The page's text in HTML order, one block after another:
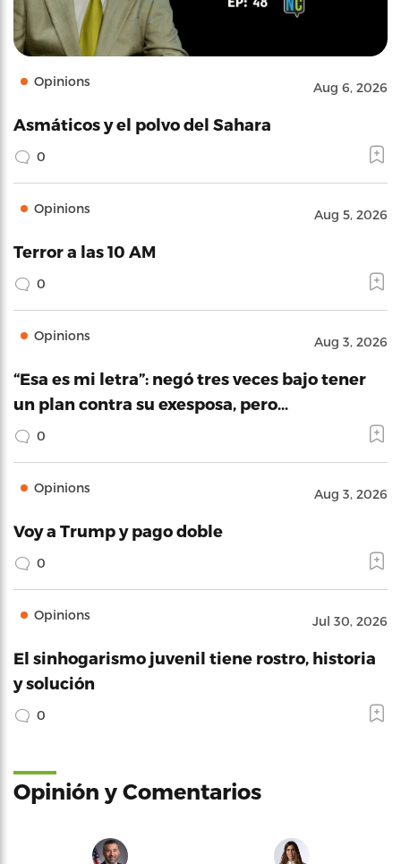
Opinions Aug 6, 2026
Asmáticos y el polvo del Sahara
0
Opinions Aug 5, 2026
Terror a las 10 AM
0
Opinions Aug 3, 2026
“Esa es mi letra”: negó tres veces bajo tener
un plan contra su exesposa, pero…
0
Opinions Aug 3, 2026
Voy a Trump y pago doble
0
Opinions Jul 30, 2026
El sinhogarismo juvenil tiene rostro, historia
y solución
0
Opinión y Comentarios